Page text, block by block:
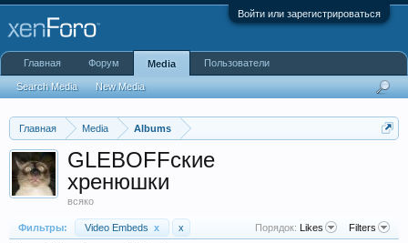
Войти или зарегистрироваться
Главная Media Albums
GLEBOFFские
хренюшки
всяко
Фильтры: Video Embeds x x Порядок: Likes Filters
Главная Форум Media
Search Media New Media
Пользователи